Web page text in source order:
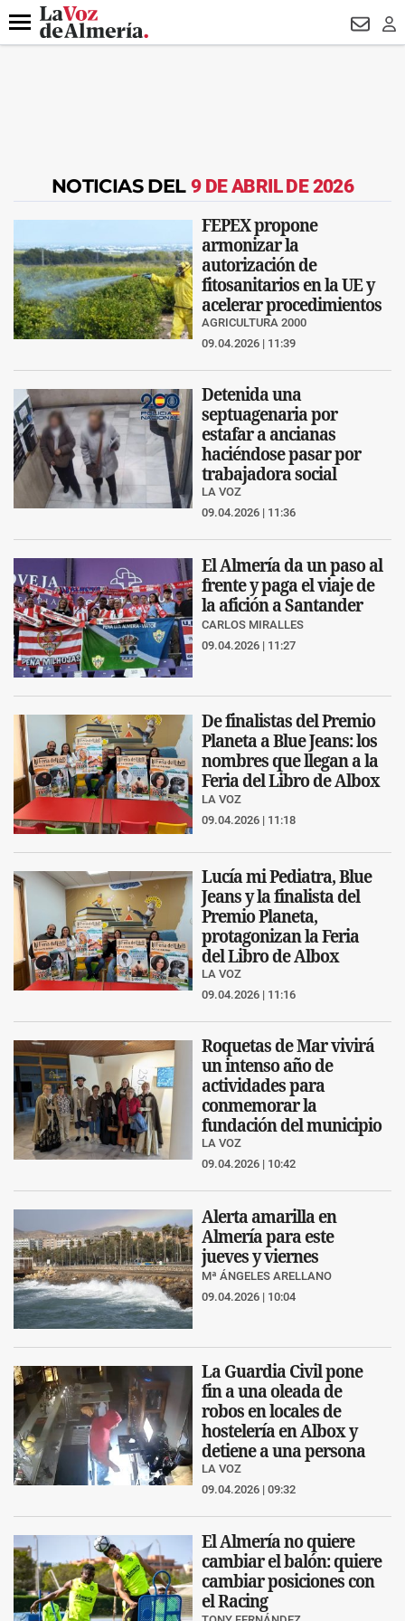
DESTACADO
Menú
NOTICIAS DEL 9 DE ABRIL DE 2026
FEPEX propone
armonizar la
autorización de
fitosanitarios en la UE y
acelerar procedimientos
AGRICULTURA 2000
09.04.2026 | 11:39
Detenida una
septuagenaria por
estafar a ancianas
haciéndose pasar por
trabajadora social
LA VOZ
09.04.2026 | 11:36
El Almería da un paso al
frente y paga el viaje de
la afición a Santander
CARLOS MIRALLES
09.04.2026 | 11:27
De finalistas del Premio
Planeta a Blue Jeans: los
nombres que llegan a la
Feria del Libro de Albox
LA VOZ
09.04.2026 | 11:18
Lucía mi Pediatra, Blue
Jeans y la finalista del
Premio Planeta,
protagonizan la Feria
del Libro de Albox
LA VOZ
09.04.2026 | 11:16
Roquetas de Mar vivirá
un intenso año de
actividades para
conmemorar la
fundación del municipio
LA VOZ
09.04.2026 | 10:42
Alerta amarilla en
Almería para este
jueves y viernes
Mª ÁNGELES ARELLANO
09.04.2026 | 10:04
La Guardia Civil pone
fin a una oleada de
robos en locales de
hostelería en Albox y
detiene a una persona
LA VOZ
09.04.2026 | 09:32
El Almerí­a no quiere
cambiar el balón: quiere
cambiar posiciones con
el Racing